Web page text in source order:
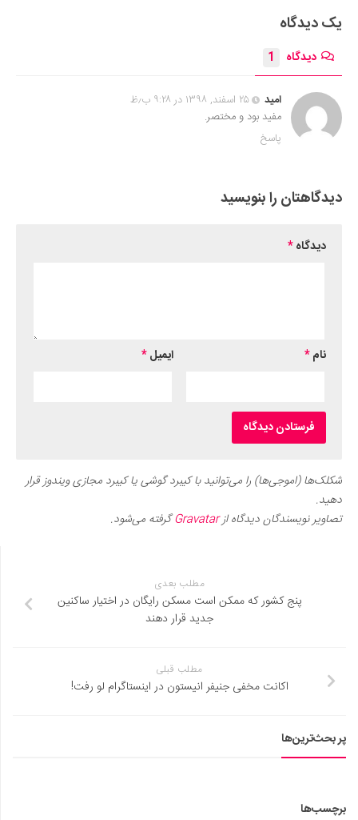
یک دیدگاه
دیدگاه 1
امید
۲۵ اسفند, ۱۳۹۸ در ۹:۲۸ ب٫ظ
مفید بود و مختصر.
پاسخ
دیدگاهتان را بنویسید
دیدگاه*
نام* ایمیل*
شکلک‌ها (اموجی‌ها) را می‌توانید با کیبرد گوشی یا کیبرد مجازی ویندوز قرار
دهید.
تصاویر نویسندگان دیدگاه ازGravatarگرفته می‌شود.
مطلب بعدی
پنج کشور که ممکن است مسکن رایگان در اختیار ساکنین
جدید قرار دهند
مطلب قبلی
اکانت مخفی جنیفر انیستون در اینستاگرام لو رفت!
پر بحث‌ترین‌ها
برچسب‌ها